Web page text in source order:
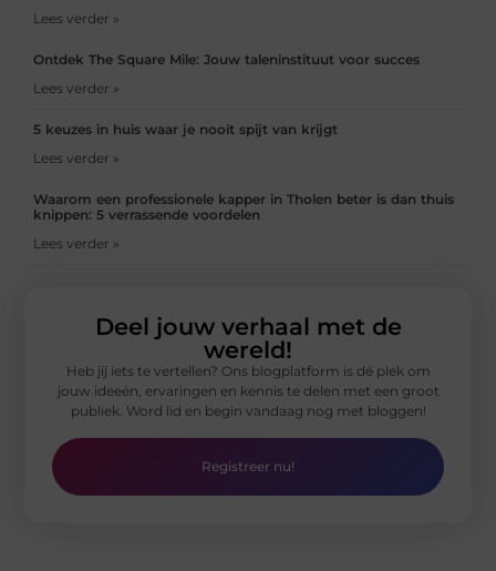
Lees verder »
Ontdek The Square Mile: Jouw taleninstituut voor succes
Lees verder »
5 keuzes in huis waar je nooit spijt van krijgt
Lees verder »
Waarom een professionele kapper in Tholen beter is dan thuis
knippen: 5 verrassende voordelen
Lees verder »
Deel jouw verhaal met de
wereld!
Heb jij iets te vertellen? Ons blogplatform is dé plek om
jouw ideeën, ervaringen en kennis te delen met een groot
publiek. Word lid en begin vandaag nog met bloggen!
Registreer nu!